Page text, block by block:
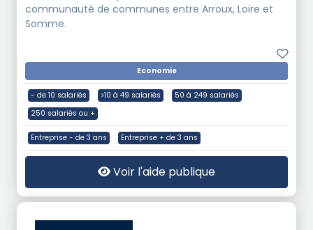
communauté de communes entre Arroux, Loire et
Somme.
Economie
- de 10 salariés >10 à 49 salariés
50 à 249 salariés
250 salariés ou +
Entreprise - de 3 ans Entreprise + de 3 ans
Voir l'aide publique